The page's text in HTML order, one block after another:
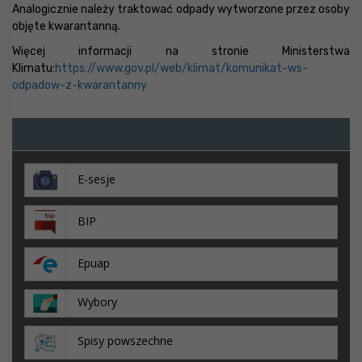
Analogicznie należy traktować odpady wytworzone przez osoby
objęte kwarantanną.
Więcej informacji na stronie Ministerstwa
Klimatu:https://www.gov.pl/web/klimat/komunikat-ws-
odpadow-z-kwarantanny
E-sesje
BIP
Epuap
Wybory
Spisy powszechne